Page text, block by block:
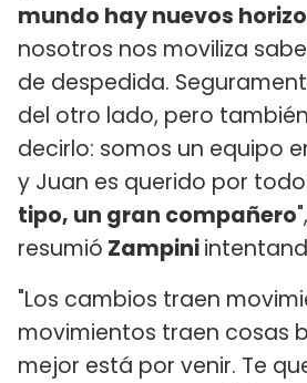
mundo hay nuevos
nosotros nos moviliza
de despedida.
del otro lado, pero
decirlo: somos un equipo
y Juan es querido por
tipo, un gran compañero",
resumió Zampini
"Los cambios traen
movimientos traen cosas
mejor está por venir. Te